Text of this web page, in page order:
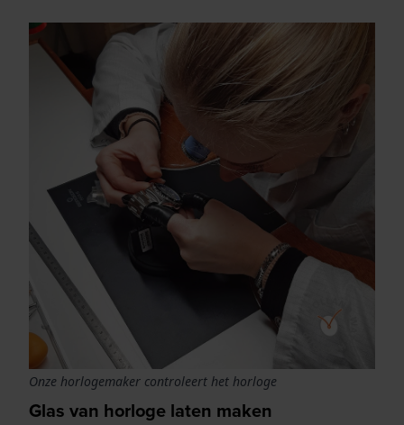
Onze horlogemaker controleert het horloge
Glas van horloge laten maken